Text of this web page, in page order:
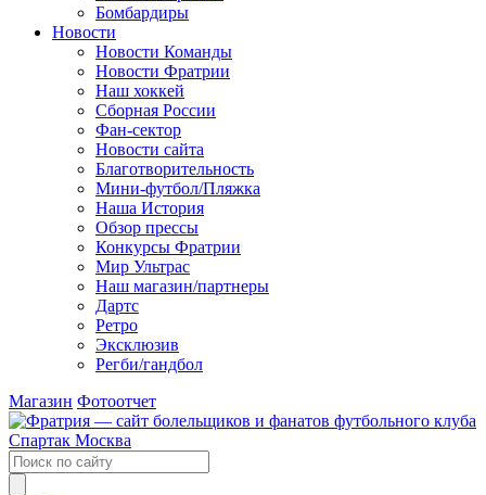
Бомбардиры
Новости
Новости Команды
Новости Фратрии
Наш хоккей
Сборная России
Фан-cектор
Новости сайта
Благотворительность
Мини-футбол/Пляжка
Наша История
Обзор прессы
Конкурсы Фратрии
Мир Ультрас
Наш магазин/партнеры
Дартс
Ретро
Эксклюзив
Регби/гандбол
Магазин Фотоотчет